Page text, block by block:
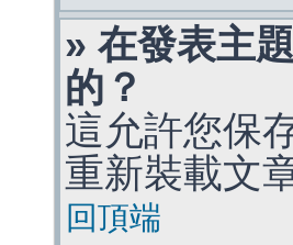
» 在發表主
的？
這允許您保
重新裝載文
回頂端